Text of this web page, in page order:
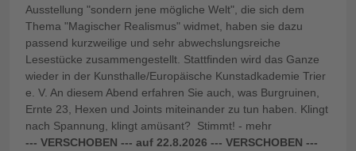
Ausstellung "sondern jene mögliche Welt", die sich dem
Thema "Magischer Realismus" widmet, haben sie dazu
passend kurzweilige und sehr abwechslungsreiche
Lesestücke zusammengestellt. Stattfinden wird das Ganze
wieder in der Kunsthalle/Europäische Kunstadkademie Trier
e. V. An diesem Abend erfahren Sie auch, was Burgruinen,
Ernte 23, Hexen und Joints miteinander zu tun haben. Klingt
nach Spannung, klingt amüsant? Stimmt! - mehr
--- VERSCHOBEN --- auf 22.8.2026 --- VERSCHOBEN ---